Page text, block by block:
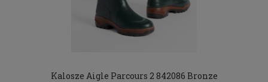
Kalosze Aigle Parcours 2 842086 Bronze